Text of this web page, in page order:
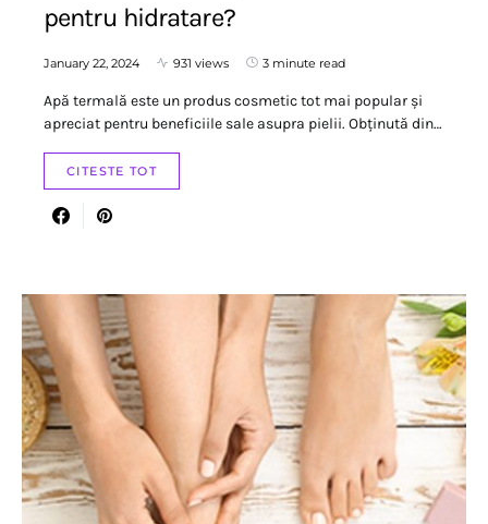
pentru hidratare?
January 22, 2024 931 views 3 minute read
Apă termală este un produs cosmetic tot mai popular și
apreciat pentru beneficiile sale asupra pielii. Obținută din…
CITESTE TOT